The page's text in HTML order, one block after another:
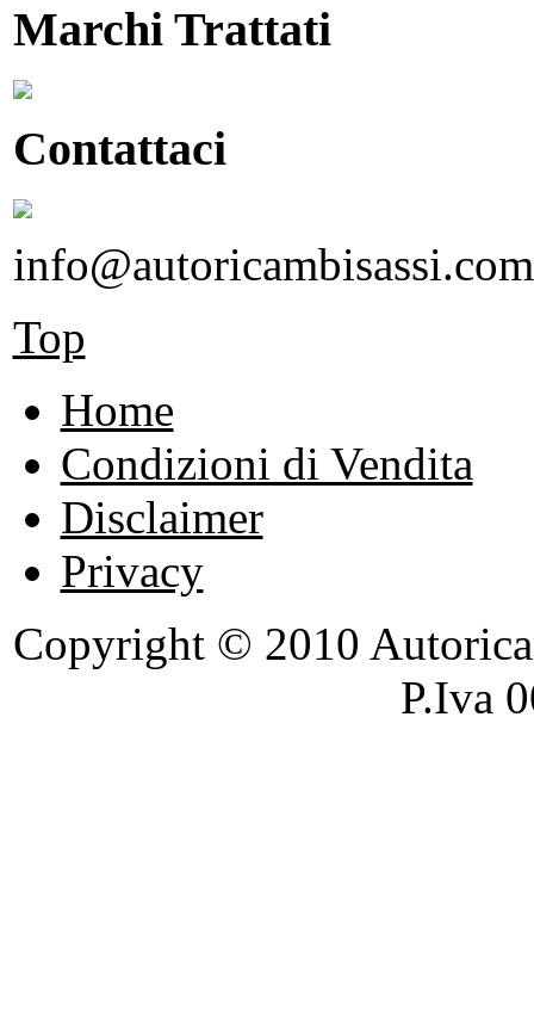
Marchi Trattati
Contattaci
info@autoricambisassi.com
Top
Home
Condizioni di Vendita
Disclaimer
Privacy
Copyright © 2010
P.Iva